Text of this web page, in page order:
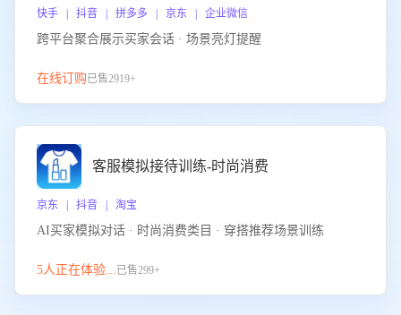
快手 | 抖音 | 拼多多 | 京东 | 企业微信
跨平台聚合展示买家会话 · 场景亮灯提醒
在线订购已售2919+
客服模拟接待训练-时尚消费
京东 | 抖音 | 淘宝
AI买家模拟对话 · 时尚消费类目 · 穿搭推荐场景训练
5人正在体验...已售299+